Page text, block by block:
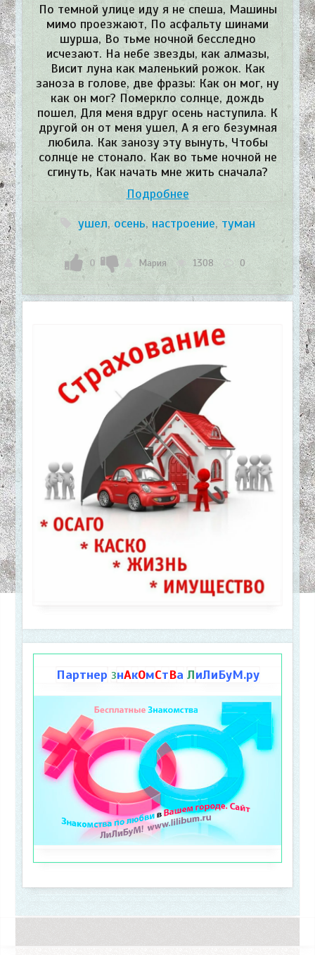
По темной улице иду я не спеша, Машины
мимо проезжают, По асфальту шинами
шурша, Во тьме ночной бесследно
исчезают. На небе звезды, как алмазы,
Висит луна как маленький рожок. Как
заноза в голове, две фразы: Как он мог, ну
как он мог? Померкло солнце, дождь
пошел, Для меня вдруг осень наступила. К
другой он от меня ушел, А я его безумная
любила. Как занозу эту вынуть, Чтобы
солнце не стонало. Как во тьме ночной не
сгинуть, Как начать мне жить сначала?
Подробнее
ушел,осень, настроение, туман
0 Мария 1308 0
Партнер ЗнАкОмСтВа ЛиЛиБуМ.ру